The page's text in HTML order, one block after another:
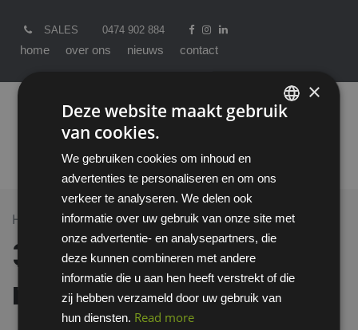
SALES 0474 902 884
home over ons nieuws contact
Home >All Products 3M Peltor P3KV/2 montageset
3M Peltor P3KV/2
montageset
×
Deze website maakt gebruik
van cookies.
We gebruiken cookies om inhoud en
advertenties te personaliseren en om ons
verkeer te analyseren. We delen ook
informatie over uw gebruik van onze site met
onze advertentie- en analysepartners, die
deze kunnen combineren met andere
informatie die u aan hen heeft verstrekt of die
zij hebben verzameld door uw gebruik van
hun diensten. Read more